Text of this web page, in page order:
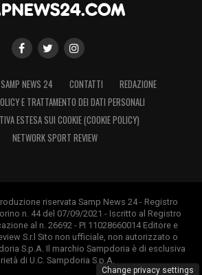
NEWS 24 CONTATTI
REDAZIONE
E TRATTAMENTO DEI DATI PERSONALI
ESTESA SUI COOKIE (COOKIE POLICY)
NETWORK SPORT REVIEW
riservata Samp News 24 - Registro
n. 44 del 07/09/2021 - Iscritto al Registro
al n. 26692 - PI 11028660014 Editore e
S.r.l Sito non ufficiale, non autorizzato o
S.p.A. Il marchio Sampdoria è di esclusiva
di U.C. Sampdoria S.p.A.
Change privacy settings